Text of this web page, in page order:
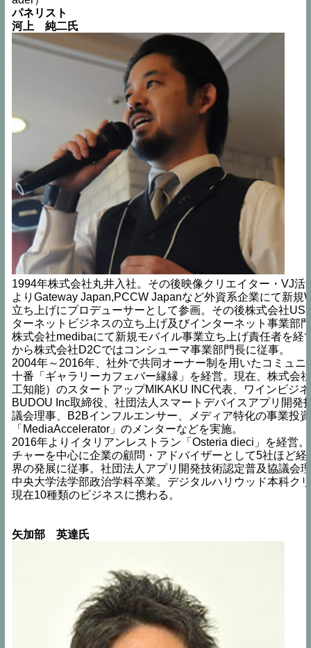
パネリスト
河上　純二氏
1994年株式会社丸井入社。その後映像クリエイター・VJ活
よりGateway Japan,PCCW Japanなど外資系企業にて新規
立ち上げにプロデューサーとして参画。その後株式会社
ターネットビジネスの立ち上げ及びインターネット事業部
株式会社medibaにて新規モバイル事業立ち上げ責任者を経
から株式会社D2Cではコンシューマ事業部門長に従事。
2004年～2016年、社外で共同オーナー制を用いたコミュニ
十番「ギャラリーカフェバー縁縁」を経営。現在、株式会
工知能）のスタートアップMIKAKU INC代表、ワインビジ
BUDOU Inc取締役、社団法人スマートデバイスアプリ開発
議会理事、B2Bインフルエンサー、メディア特化の事業投
「MediaAccelerator」のメンターなどを実施。
2016年よりイタリアンレストラン「Osteria dieci」を経営
チャーを中心に企業の顧問・アドバイザーとして5社ほど経
界の発展に従事。社団法人アプリ開発技術認定普及協議会
中央大学法学部政治学科卒業。デジタルハリウッド本科ク
現在10種類のビジネスに携わる。
矢加部　英達氏